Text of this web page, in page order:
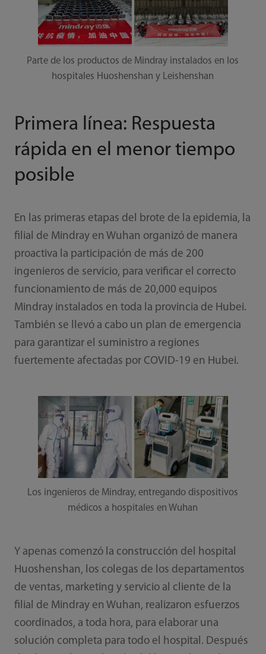
Parte de los productos de Mindray instalados en los
hospitales Huoshenshan y Leishenshan
Primera línea: Respuesta
rápida en el menor tiempo
posible
En las primeras etapas del brote de la epidemia, la
filial de Mindray en Wuhan organizó de manera
proactiva la participación de más de 200
ingenieros de servicio, para verificar el correcto
funcionamiento de más de 20,000 equipos
Mindray instalados en toda la provincia de Hubei.
También se llevó a cabo un plan de emergencia
para garantizar el suministro a regiones
fuertemente afectadas por COVID-19 en Hubei.
Los ingenieros de Mindray, entregando dispositivos
médicos a hospitales en Wuhan
Y apenas comenzó la construcción del hospital
Huoshenshan, los colegas de los departamentos
de ventas, marketing y servicio al cliente de la
filial de Mindray en Wuhan, realizaron esfuerzos
coordinados, a toda hora, para elaborar una
solución completa para todo el hospital. Después